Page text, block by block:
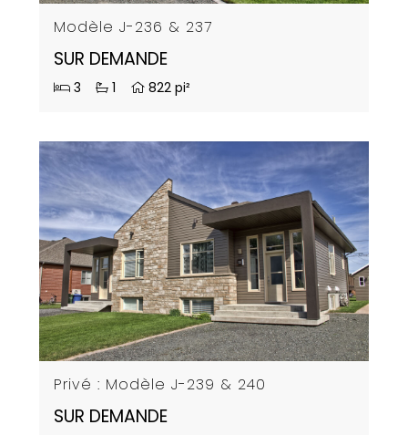
Modèle J-236 & 237
SUR DEMANDE
3 1 822 pi²
Privé : Modèle J-239 & 240
SUR DEMANDE